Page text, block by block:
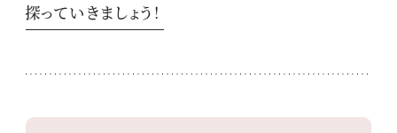
探っていきましょう！